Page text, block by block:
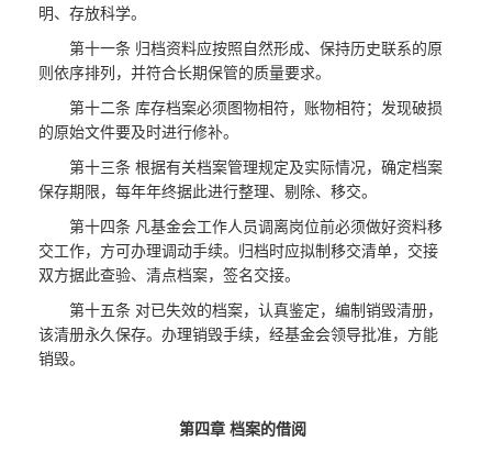
明、存放科学。
第十一条 归档资料应按照自然形成、保持历史联系的原
则依序排列，并符合长期保管的质量要求。
第十二条 库存档案必须图物相符，账物相符；发现破损
的原始文件要及时进行修补。
第十三条 根据有关档案管理规定及实际情况，确定档案
保存期限，每年年终据此进行整理、剔除、移交。
第十四条 凡基金会工作人员调离岗位前必须做好资料移
交工作，方可办理调动手续。归档时应拟制移交清单，交接
双方据此查验、清点档案，签名交接。
第十五条 对已失效的档案，认真鉴定，编制销毁清册，
该清册永久保存。办理销毁手续，经基金会领导批准，方能
销毁。
第四章 档案的借阅